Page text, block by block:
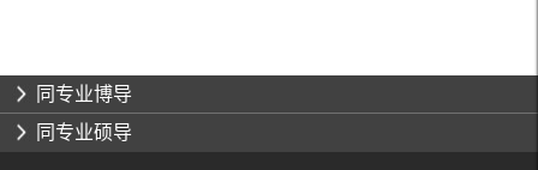
同专业博导
同专业硕导